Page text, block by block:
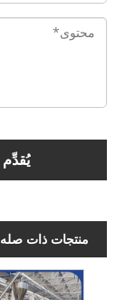
يُقدِّم
منتجات ذات صله